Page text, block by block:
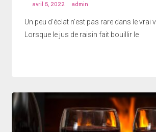
avril 5, 2022 admin
Un peu d’éclat n’est pas rare dans le vrai
Lorsque le jus de raisin fait bouillir le